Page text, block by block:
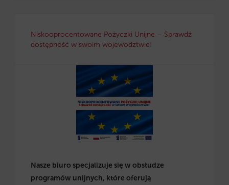
Niskooprocentowane Pożyczki Unijne – Sprawdź
dostępność w swoim województwie!
Nasze biuro specjalizuje się w obsłudze
programów unijnych, które oferują